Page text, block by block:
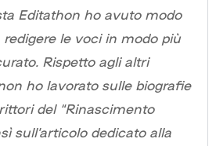
Editathon ho avuto modo
redigere le voci in modo più
Rispetto agli altri
ho lavorato sulle biografie
del “Rinascimento
sull’articolo dedicato alla